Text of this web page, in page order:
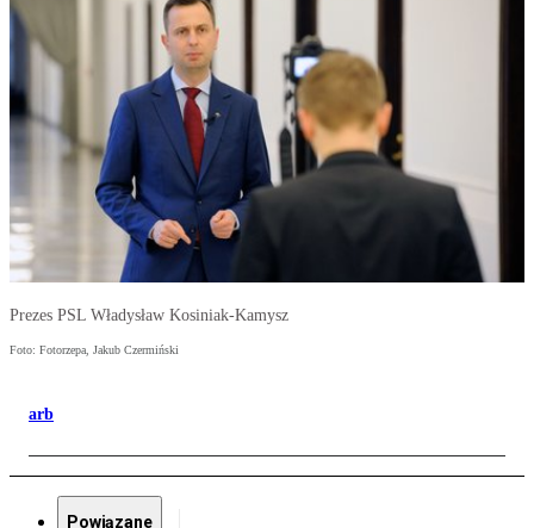
Prezes PSL Władysław Kosiniak-Kamysz
Foto: Fotorzepa, Jakub Czermiński
arb
Powiązane